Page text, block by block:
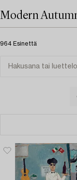
Modern
964 Esinettä